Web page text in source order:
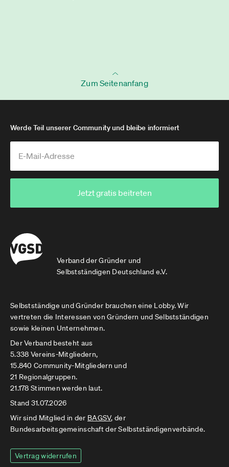
Zum Seitenanfang
Verband der Gründer und
Selbstständigen Deutschland e.V.
Werde Teil unserer Community und bleibe informiert
Jetzt gratis beitreten
Selbstständige und Gründer brauchen eine Lobby. Wir
vertreten die Interessen von Gründern und Selbstständigen
sowie kleinen Unternehmen.
Der Verband besteht aus
5.338 Vereins-Mitgliedern,
15.840 Community-Mitgliedern und
21 Regionalgruppen.
21.178 Stimmen werden laut.
Stand 31.07.2026
Wir sind Mitglied in der BAGSV, der
Bundesarbeitsgemeinschaft der Selbstständigenverbände.
Vertrag widerrufen